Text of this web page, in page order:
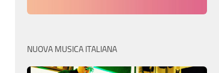
NUOVA MUSICA ITALIANA